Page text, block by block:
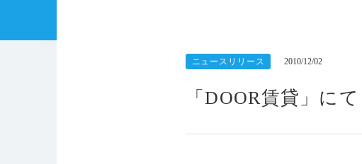
アル
ニュースリリース 2010/12/02
「DOOR賃貸」に